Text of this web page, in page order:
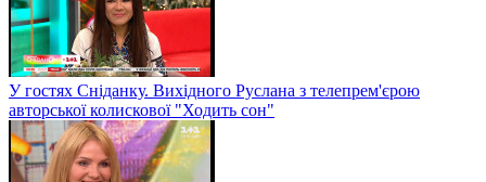
У гостях Сніданку. Вихідного Руслана з телепрем'єрою
авторської колискової "Ходить сон"